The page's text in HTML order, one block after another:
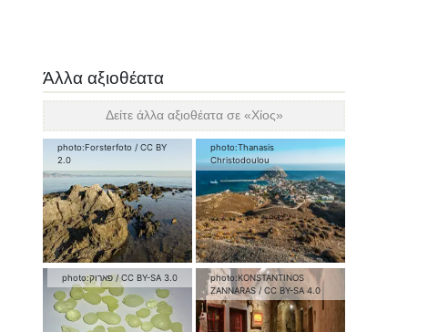
Άλλα αξιοθέατα
Δείτε άλλα αξιοθέατα σε «Χίος»
photo:Forsterfoto / CC BY
2.0
photo:Thanasis
Christodoulou
photo:פארוק /CC BY-SA 3.0 photo:KONSTANTINOS
ZANNARAS / CC BY-SA 4.0